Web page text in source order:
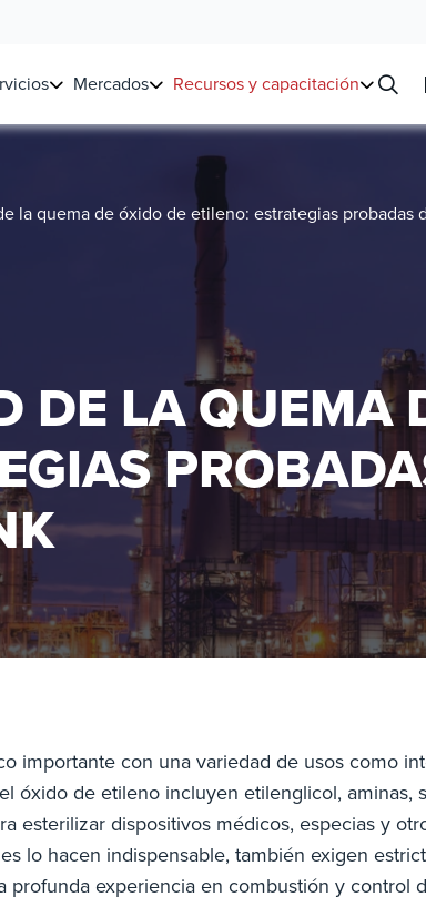
Mercados Recursos y capacitación
la quema de óxido de etileno: estrategias probadas
DE LA QUEMA
importante con una variedad de usos como
óxido de etileno incluyen etilenglicol, aminas,
esterilizar dispositivos médicos, especias y
lo hacen indispensable, también exigen
profunda experiencia en combustión y control